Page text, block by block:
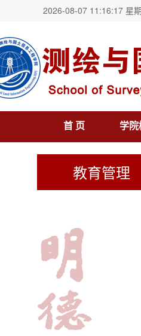
2026-08-07 11:16:17 星
首 页 学院
教育管理